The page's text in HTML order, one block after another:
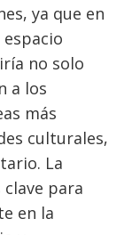
ya que en
no solo
a los
más
culturales,
La
para
en la